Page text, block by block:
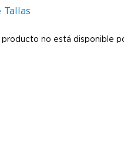
Tallas
producto no está disponible